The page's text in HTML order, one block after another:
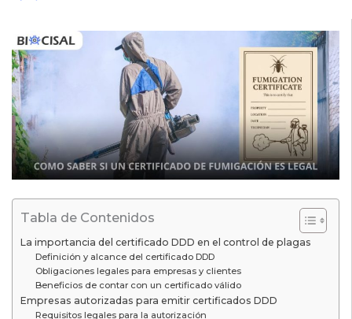
Tabla de Contenidos
La importancia del certificado DDD en el control de plagas
Definición y alcance del certificado DDD
Obligaciones legales para empresas y clientes
Beneficios de contar con un certificado válido
Empresas autorizadas para emitir certificados DDD
Requisitos legales para la autorización